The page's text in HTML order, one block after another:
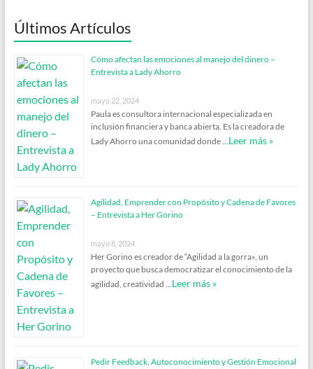
Últimos Artículos
Cómo afectan las emociones al manejo del dinero –
Entrevista a Lady Ahorro
mayo 22, 2024
Paula es consultora internacional especializada en
inclusión financiera y banca abierta. Es la creadora de
Lady Ahorro una comunidad donde …Leer más »
Agilidad, Emprender con Propósito y Cadena de Favores
– Entrevista a Her Gorino
mayo 8, 2024
Her Gorino es creador de “Agilidad a la gorra», un
proyecto que busca democratizar el conocimiento de la
agilidad, creatividad …Leer más »
Pedir Feedback, Autoconocimiento y Gestión Emocional